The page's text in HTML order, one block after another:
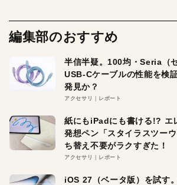
編集部のおすすめ
半信半疑。100均・Seria（
USB-Cケーブルの性能を検
発見か？
アクセサリ レポート
紙にもiPadにも書ける!? エ
発想ペン「スタイラスツー
ち替え不要がラクすぎた！
アクセサリ レポート
iOS 27（ベータ版）を試す